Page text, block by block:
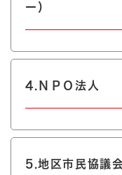
ー）
4.ＮＰＯ法人
5.地区市民協議